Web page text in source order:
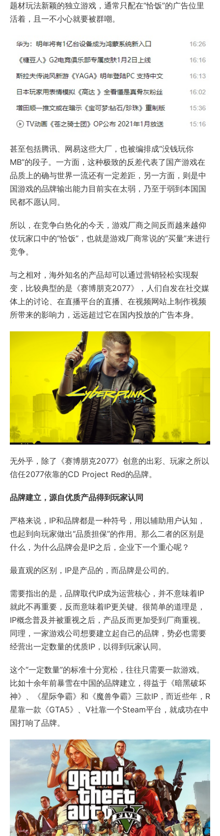
题材玩法新颖的独立游戏，通常只配在“恰饭”的广告位里
活着，且一不小心就要被群嘲。
甚至包括腾讯、网易这些大厂，也被编排成“没钱玩你
MB”的段子。一方面，这种极致的反差代表了国产游戏在
品质上的确与世界一流还有一定差距，另一方面，则是中
国游戏的品牌输出能力目前实在太弱，乃至于弱到本国国
民都不愿认同。
所以，在竞争白热化的今天，游戏厂商之间反而越来越仰
仗玩家口中的“恰饭”，也就是游戏厂商常说的“买量”来进行
竞争。
与之相对，海外知名的产品却可以通过营销轻松实现裂
变，比较典型的是《赛博朋克2077》，人们自发在社交媒
体上的讨论、在直播平台的直播、在视频网站上制作视频
所带来的影响力，远远超过它在国内投放的广告本身。
无外乎，除了《赛博朋克2077》创意的出彩、玩家之所以
信任2077依靠的CD Project Red的品牌。
品牌建立，源自优质产品得到玩家认同
严格来说，IP和品牌都是一种符号，用以辅助用户认知，
也起到向玩家做出“品质担保”的作用。那么二者的区别是
什么，为什么品牌会是IP之后，企业下一个重心呢？
最直观的区别，IP是产品的，而品牌是公司的。
需要指出的是，品牌取代IP成为运营核心，并不意味着IP
就此不再重要，反而意味着IP更关键。很简单的道理是，
IP概念普及并被重视之后，产品反而更加受到厂商重视。
同理，一家游戏公司想要建立起自己的品牌，势必也需要
经营出一定数量的优质IP，以得到玩家认同。
这个“一定数量”的标准十分宽松，往往只需要一款游戏。
比如十余年前暴雪在中国的品牌建立，得益于《暗黑破坏
神》、《星际争霸》和《魔兽争霸》三款IP，而近些年，R
星靠一款《GTA5》、V社靠一个Steam平台，就成功在中
国打响了品牌。